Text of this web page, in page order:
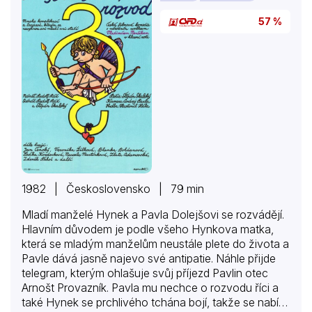
57 %
1982 | Československo | 79 min
Mladí manželé Hynek a Pavla Dolejšovi se rozvádějí.
Hlavním důvodem je podle všeho Hynkova matka,
která se mladým manželům neustále plete do života a
Pavle dává jasně najevo své antipatie. Náhle přijde
telegram, kterým ohlašuje svůj příjezd Pavlin otec
Arnošt Provazník. Pavla mu nechce o rozvodu říci a
také Hynek se prchlivého tchána bojí, takže se nabízí